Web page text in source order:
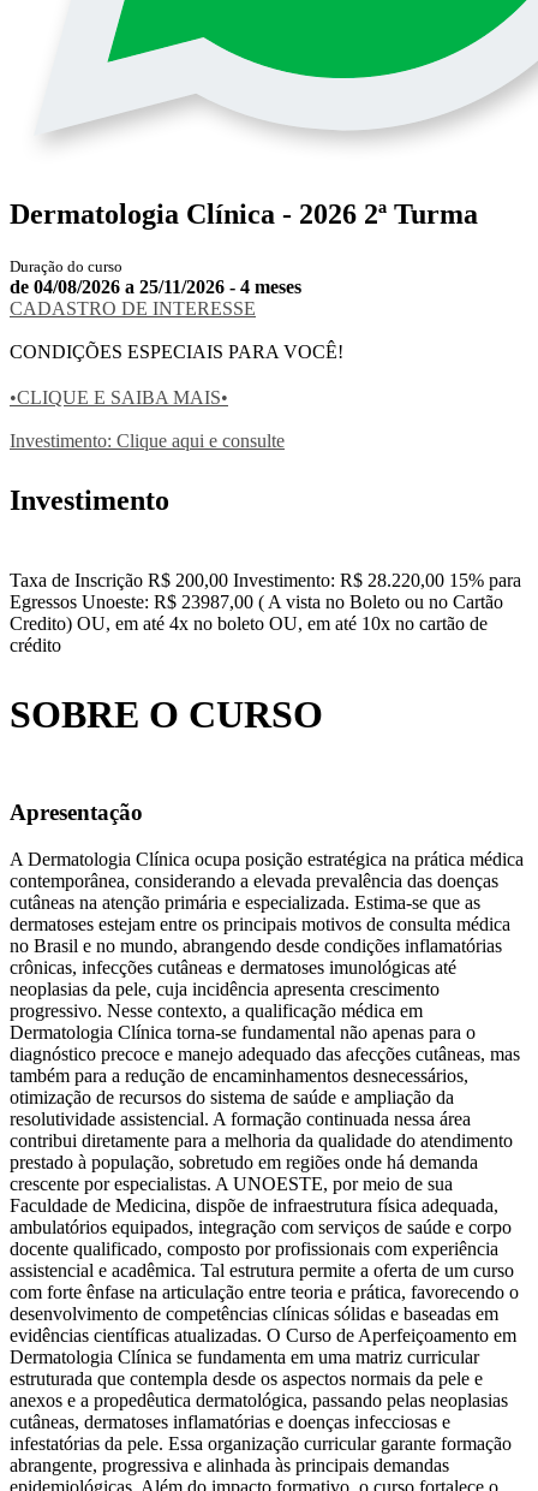
Dermatologia Clínica - 2026 2ª Turma
Duração do curso
de 04/08/2026 a 25/11/2026 - 4 meses
CADASTRO DE INTERESSE
CONDIÇÕES ESPECIAIS PARA VOCÊ!
•CLIQUE E SAIBA MAIS•
Investimento: Clique aqui e consulte
Investimento
Taxa de Inscrição R$ 200,00 Investimento: R$ 28.220,00 15% para
Egressos Unoeste: R$ 23987,00 ( A vista no Boleto ou no Cartão
Credito) OU, em até 4x no boleto OU, em até 10x no cartão de
crédito
SOBRE O CURSO
Apresentação
A Dermatologia Clínica ocupa posição estratégica na prática médica
contemporânea, considerando a elevada prevalência das doenças
cutâneas na atenção primária e especializada. Estima-se que as
dermatoses estejam entre os principais motivos de consulta médica
no Brasil e no mundo, abrangendo desde condições inflamatórias
crônicas, infecções cutâneas e dermatoses imunológicas até
neoplasias da pele, cuja incidência apresenta crescimento
progressivo. Nesse contexto, a qualificação médica em
Dermatologia Clínica torna-se fundamental não apenas para o
diagnóstico precoce e manejo adequado das afecções cutâneas, mas
também para a redução de encaminhamentos desnecessários,
otimização de recursos do sistema de saúde e ampliação da
resolutividade assistencial. A formação continuada nessa área
contribui diretamente para a melhoria da qualidade do atendimento
prestado à população, sobretudo em regiões onde há demanda
crescente por especialistas. A UNOESTE, por meio de sua
Faculdade de Medicina, dispõe de infraestrutura física adequada,
ambulatórios equipados, integração com serviços de saúde e corpo
docente qualificado, composto por profissionais com experiência
assistencial e acadêmica. Tal estrutura permite a oferta de um curso
com forte ênfase na articulação entre teoria e prática, favorecendo o
desenvolvimento de competências clínicas sólidas e baseadas em
evidências científicas atualizadas. O Curso de Aperfeiçoamento em
Dermatologia Clínica se fundamenta em uma matriz curricular
estruturada que contempla desde os aspectos normais da pele e
anexos e a propedêutica dermatológica, passando pelas neoplasias
cutâneas, dermatoses inflamatórias e doenças infecciosas e
infestatórias da pele. Essa organização curricular garante formação
abrangente, progressiva e alinhada às principais demandas
epidemiológicas. Além do impacto formativo, o curso fortalece o